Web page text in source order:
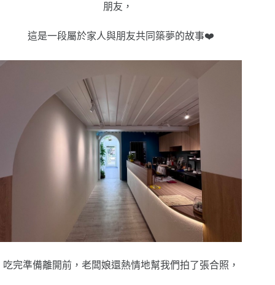
朋友，
這是一段屬於家人與朋友共同築夢的故事❤️
吃完準備離開前，老闆娘還熱情地幫我們拍了張合照，